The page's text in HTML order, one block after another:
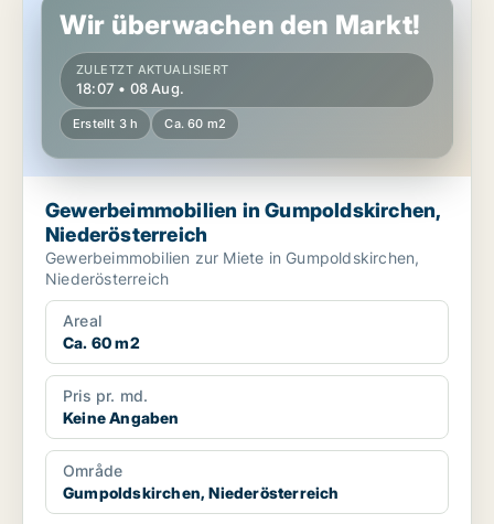
Wir überwachen den Markt!
ZULETZT AKTUALISIERT
18:07 • 08 Aug.
Erstellt 3 h Ca. 60 m2
Gewerbeimmobilien in Gumpoldskirchen,
Niederösterreich
Gewerbeimmobilien zur Miete in Gumpoldskirchen,
Niederösterreich
Areal
Ca. 60 m2
Pris pr. md.
Keine Angaben
Område
Gumpoldskirchen, Niederösterreich